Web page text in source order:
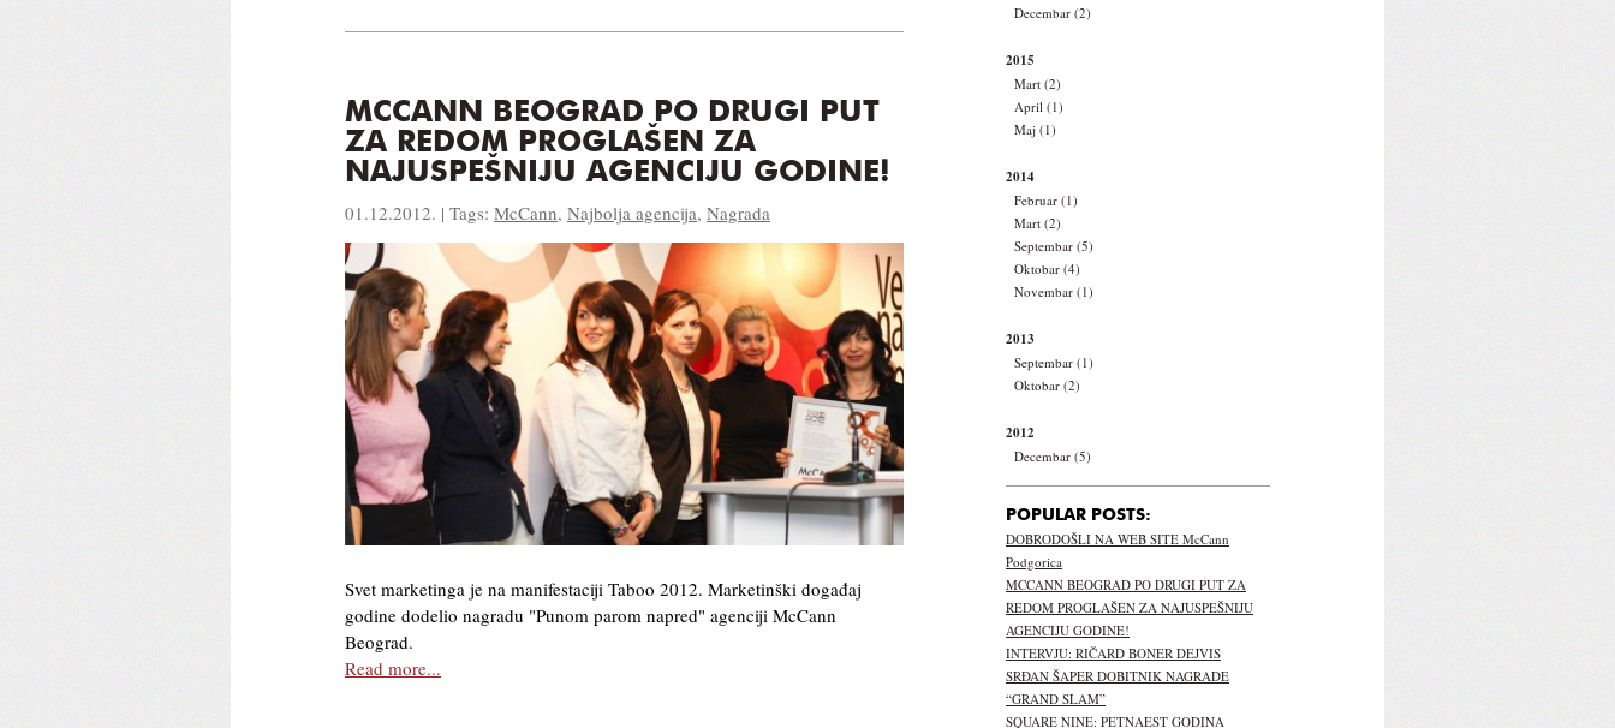
MCCANN BEOGRAD PO DRUGI PUT
ZA REDOM PROGLAŠEN ZA
NAJUSPEŠNIJU AGENCIJU GODINE!
01.12.2012. | Tags: McCann, Najbolja agencija, Nagrada
Svet marketinga je na manifestaciji Taboo 2012. Marketinški događaj
godine dodelio nagradu "Punom parom napred" agenciji McCann
Beograd.
Read more...
Decembar (2)
2015
Mart (2)
April (1)
Maj (1)
2014
Februar (1)
Mart (2)
Septembar (5)
Oktobar (4)
Novembar (1)
2013
Septembar (1)
Oktobar (2)
2012
Decembar (5)
POPULAR POSTS:
DOBRODOŠLI NA WEB SITE McCann
Podgorica
MCCANN BEOGRAD PO DRUGI PUT ZA
REDOM PROGLAŠEN ZA NAJUSPEŠNIJU
AGENCIJU GODINE!
INTERVJU: RIČARD BONER DEJVIS
SRĐAN ŠAPER DOBITNIK NAGRADE
“GRAND SLAM”
SQUARE NINE: PETNAEST GODINA